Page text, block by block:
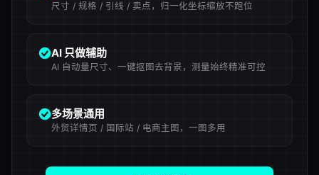
尺寸 / 规格 / 引线 / 卖点，归一化坐标缩放不跑位
AI 只做辅助
AI 自动量尺寸、一键抠图去背景，测量始终精准可控
多场景通用
外贸详情页 / 国际站 / 电商主图，一图多用